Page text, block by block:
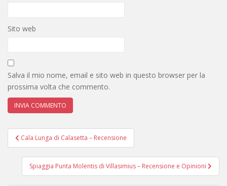
Sito web
Salva il mio nome, email e sito web in questo browser per la
prossima volta che commento.
Navigazione
articoli
Cala Lunga di Calasetta – Recensione
Spiaggia Punta Molentis di Villasimius – Recensione e Opinioni